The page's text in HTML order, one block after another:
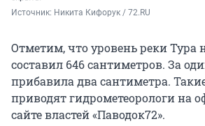
Источник: Никита Кифорук / 72.RU
Отметим, что уровень реки Тура
составил 646 сантиметров. За
прибавила два сантиметра.
приводят гидрометеорологи на
сайте властей «Паводок72».